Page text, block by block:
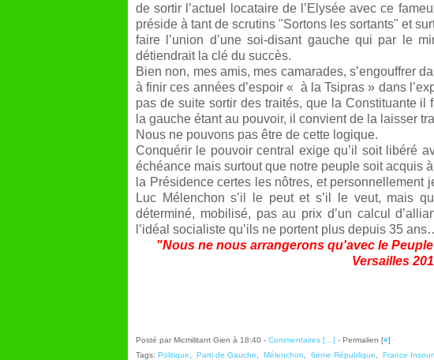
de sortir l’actuel locataire de l’Elysée avec ce
préside à tant de scrutins "Sortons les sortants" et
faire l’union d’une soi-disant gauche qui par le
détiendrait la clé du succès.
Bien non, mes amis, mes camarades, s’engouffrer
à finir ces années d’espoir « à la Tsipras » dans
pas de suite sortir des traités, que la Constituante il
la gauche étant au pouvoir, il convient de la laisser
Nous ne pouvons pas être de cette logique.
Conquérir le pouvoir central exige qu’il soit libéré
échéance mais surtout que notre peuple soit acquis
la Présidence certes les nôtres, et personnellement
Luc Mélenchon s’il le peut et s’il le veut, mais
déterminé, mobilisé, pas au prix d’un calcul
l’idéal socialiste qu’ils ne portent plus depuis 35
"Nous ne nous arrangerons qu'avec le
Versailles
Posté par Micmilitant Gien à 18:40 - Commentaires [ ] - Permalien [#]
Tags: Politique Parti de Gauche Mélenchon 6ème République France